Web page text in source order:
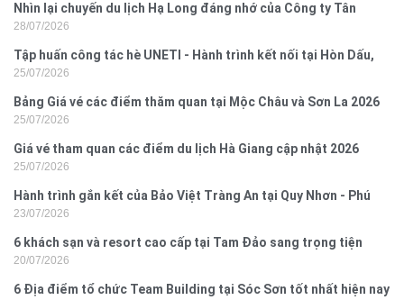
Nhìn lại chuyến du lịch Hạ Long đáng nhớ của Công ty Tân
Hưng 2026
28/07/2026
Tập huấn công tác hè UNETI - Hành trình kết nối tại Hòn Dấu,
Đồ Sơn
25/07/2026
Bảng Giá vé các điểm thăm quan tại Mộc Châu và Sơn La 2026
25/07/2026
Giá vé tham quan các điểm du lịch Hà Giang cập nhật 2026
25/07/2026
Hành trình gắn kết của Bảo Việt Tràng An tại Quy Nhơn - Phú
Yên
23/07/2026
6 khách sạn và resort cao cấp tại Tam Đảo sang trọng tiện
nghi
20/07/2026
6 Địa điểm tổ chức Team Building tại Sóc Sơn tốt nhất hiện nay